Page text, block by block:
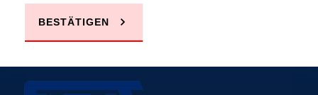
E-MAIL SCHREIBEN
BESTÄTIGEN